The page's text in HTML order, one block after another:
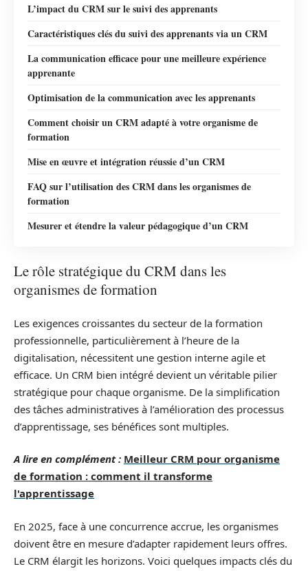
L’impact du CRM sur le suivi des apprenants
Caractéristiques clés du suivi des apprenants via un CRM
La communication efficace pour une meilleure expérience
apprenante
Optimisation de la communication avec les apprenants
Comment choisir un CRM adapté à votre organisme de
formation
Mise en œuvre et intégration réussie d’un CRM
FAQ sur l’utilisation des CRM dans les organismes de
formation
Mesurer et étendre la valeur pédagogique d’un CRM
Le rôle stratégique du CRM dans les
organismes de formation
Les exigences croissantes du secteur de la formation
professionnelle, particulièrement à l’heure de la
digitalisation, nécessitent une gestion interne agile et
efficace. Un CRM bien intégré devient un véritable pilier
stratégique pour chaque organisme. De la simplification
des tâches administratives à l’amélioration des processus
d’apprentissage, ses bénéfices sont multiples.
A lire en complément : Meilleur CRM pour organisme
de formation : comment il transforme
l'apprentissage
En 2025, face à une concurrence accrue, les organismes
doivent être en mesure d’adapter rapidement leurs offres.
Le CRM élargit les horizons. Voici quelques impacts clés du